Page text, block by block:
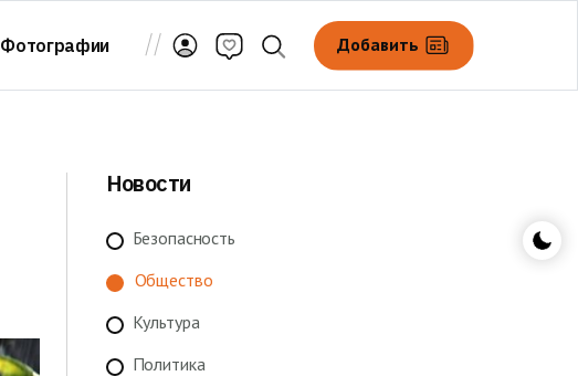
Фотографии Добавить
Новости
Безопасность
Общество
Культура
Политика